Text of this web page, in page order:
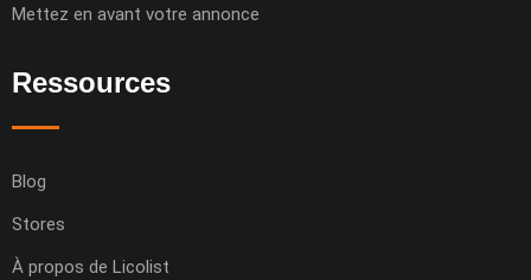
Mettez en avant votre annonce
Ressources
Blog
Stores
À propos de Licolist